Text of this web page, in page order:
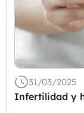
31/03/2025
Infertilidad y